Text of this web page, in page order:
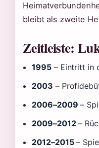
bleibt als zweite
Zeitleiste:
1995 – Eintritt in
2003 –
2006–2009 –
2009–2012–
2012–2015–